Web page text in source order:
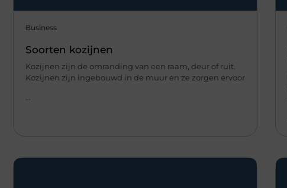
Business
Soorten kozijnen
Kozijnen zijn de omranding van een raam, deur of ruit.
Kozijnen zijn ingebouwd in de muur en ze zorgen ervoor
...